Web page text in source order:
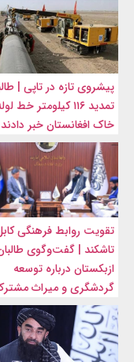
پیشروی تازه در تاپی |
تمدید ۱۱۶ کیلومتر خط
خاک افغانستان خبر دادند
تقویت روابط فرهنگی
تاشکند | گفت‌وگوی
ازبکستان درباره توسعه
گردشگری و میراث